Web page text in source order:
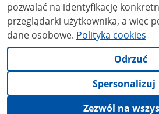
pozwalać na identyfikację
przeglądarki użytkownika, a więc
dane osobowe. Polityka cookies
Odrzuć
Spersonalizuj
Zezwól na